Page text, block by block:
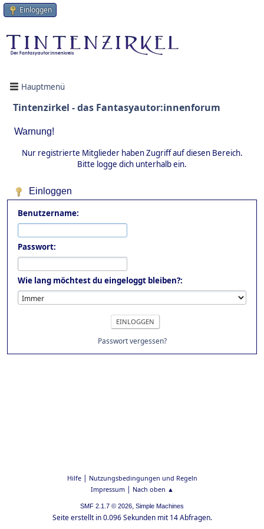
Einloggen
Hauptmenü
Tintenzirkel - das Fantasyautor:innenforum
Warnung!
Nur registrierte Mitglieder haben Zugriff auf diesen Bereich.
Bitte logge dich unterhalb ein.
Einloggen
Benutzername:
Passwort:
Wie lang möchtest du eingeloggt bleiben?:
Passwort vergessen?
Hilfe| Nutzungsbedingungen und Regeln
Impressum| Nach oben ▲
SMF 2.1.7 © 2026, Simple Machines
Seite erstellt in 0.096 Sekunden mit 14 Abfragen.